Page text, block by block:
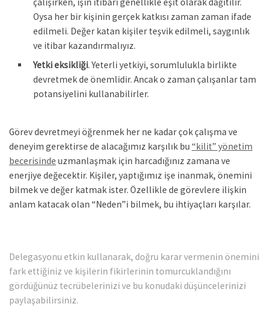
Oysa her bir kişinin gerçek katkısı zaman zaman ifade
edilmeli. Değer katan kişiler teşvik edilmeli, saygınlık
ve itibar kazandırmalıyız.
Yetki eksikliği. Yeterli yetkiyi, sorumlulukla birlikte
devretmek de önemlidir. Ancak o zaman çalışanlar tam
potansiyelini kullanabilirler.
Görev devretmeyi öğrenmek her ne kadar çok çalışma ve
deneyim gerektirse de alacağımız karşılık bu “kilit” yönetim
becerisinde uzmanlaşmak için harcadığınız zamana ve
enerjiye değecektir. Kişiler, yaptığımız işe inanmak, önemini
bilmek ve değer katmak ister. Özellikle de görevlere ilişkin
anlam katacak olan “Neden”i bilmek, bu ihtiyaçları karşılar.
Delegasyonu etkin kullanarak, doğru karar vermenin önemini
fark ettiğiniz ve kişilerin fikirlerinin tomurcuklandığını
gördüğünüz tecrübelerinizi ve bu konudaki düşüncelerinizi
paylaşabilirsiniz.